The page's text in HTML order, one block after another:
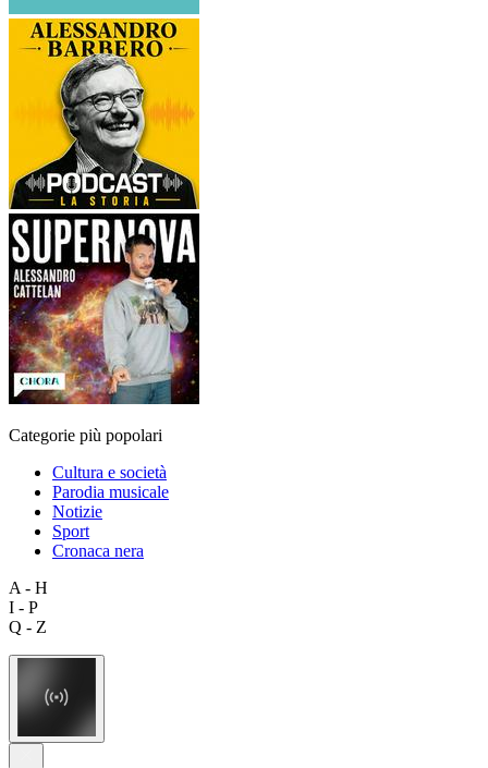
Categorie più popolari
Cultura e società
Parodia musicale
Notizie
Sport
Cronaca nera
A - H
I - P
Q - Z